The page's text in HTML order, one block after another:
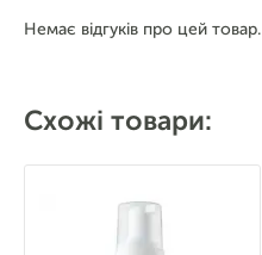
Схожі товари:
Немає відгуків про цей товар.